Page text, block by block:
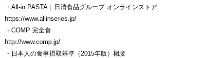
・All-in PASTA｜日清食品グループ オンラインストア
https://www.allinseries.jp/
・COMP 完全食
http://www.comp.jp/
・日本人の食事摂取基準（2015年版）概要